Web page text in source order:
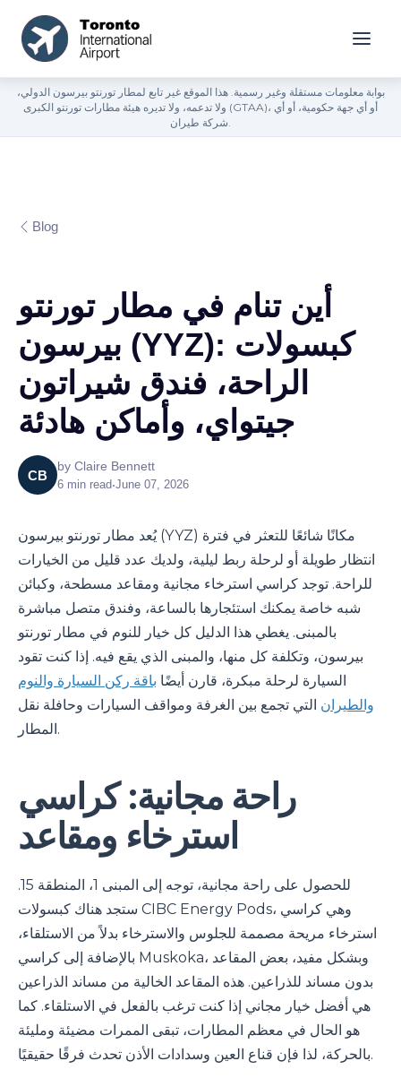
بوابة معلومات مستقلة وغير رسمية. هذا الموقع غير تابع لمطار تورنتو بيرسون الدولي،
ولا تدعمه، ولا تديره هيئة مطارات تورنتو الكبرى (GTAA)، أو أي جهة حكومية، أو أي
شركة طيران.
Blog
أين تنام في مطار تورنتو
بيرسون (YYZ): كبسولات
الراحة، فندق شيراتون
جيتواي، وأماكن هادئة
CB
by Claire Bennett
6 min read•June 07, 2026
يُعد مطار تورنتو بيرسون (YYZ) مكانًا شائعًا للتعثر في فترة
انتظار طويلة أو لرحلة ربط ليلية، ولديك عدد قليل من الخيارات
للراحة. توجد كراسي استرخاء مجانية ومقاعد مسطحة، وكبائن
شبه خاصة يمكنك استئجارها بالساعة، وفندق متصل مباشرة
بالمبنى. يغطي هذا الدليل كل خيار للنوم في مطار تورنتو
بيرسون، وتكلفة كل منها، والمبنى الذي يقع فيه. إذا كنت تقود
السيارة لرحلة مبكرة، قارن أيضًا باقة ركن السيارة والنوم
والطيران التي تجمع بين الغرفة ومواقف السيارات وحافلة نقل
المطار.
راحة مجانية: كراسي
استرخاء ومقاعد
للحصول على راحة مجانية، توجه إلى المبنى 1، المنطقة 15.
ستجد هناك كبسولات CIBC Energy Pods، وهي كراسي
استرخاء مريحة مصممة للجلوس والاسترخاء بدلاً من الاستلقاء،
بالإضافة إلى كراسي Muskoka، وبشكل مفيد، بعض المقاعد
بدون مساند للذراعين. هذه المقاعد الخالية من مساند الذراعين
هي أفضل خيار مجاني إذا كنت ترغب بالفعل في الاستلقاء. كما
هو الحال في معظم المطارات، تبقى الممرات مضيئة ومليئة
بالحركة، لذا فإن قناع العين وسدادات الأذن تحدث فرقًا حقيقيًا.